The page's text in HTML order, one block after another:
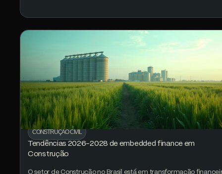
CONSTRUÇÃO CIVIL
Tendências 2026-2028 de embedded finance em
Construção
O setor de Construção no Brasil está em transformação